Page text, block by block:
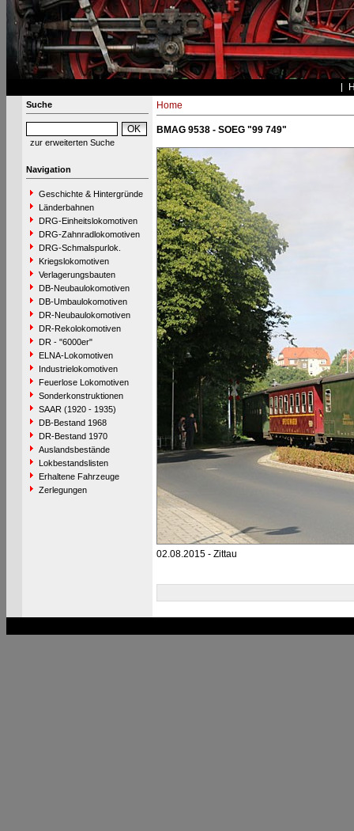
Suche
zur erweiterten Suche
Navigation
Geschichte & Hintergründe
Länderbahnen
DRG-Einheitslokomotiven
DRG-Zahnradlokomotiven
DRG-Schmalspurlok.
Kriegslokomotiven
Verlagerungsbauten
DB-Neubaulokomotiven
DB-Umbaulokomotiven
DR-Neubaulokomotiven
DR-Rekolokomotiven
DR - "6000er"
ELNA-Lokomotiven
Industrielokomotiven
Feuerlose Lokomotiven
Sonderkonstruktionen
SAAR (1920 - 1935)
DB-Bestand 1968
DR-Bestand 1970
Auslandsbestände
Lokbestandslisten
Erhaltene Fahrzeuge
Zerlegungen
Home
BMAG 9538 - SOEG "99 749"
02.08.2015 - Zittau